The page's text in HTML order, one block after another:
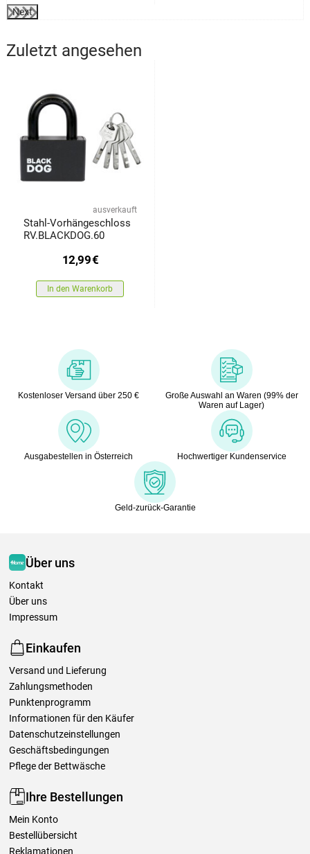
Next
Zuletzt angesehen
ausverkauft
Stahl-Vorhängeschloss
RV.BLACKDOG.60
12,99€
In den Warenkorb
Kostenloser Versand über 250 €
Große Auswahl an Waren (99% der
Waren auf Lager)
Ausgabestellen in Österreich Hochwertiger Kundenservice
Geld-zurück-Garantie
Über uns
Kontakt
Über uns
Impressum
Einkaufen
Versand und Lieferung
Zahlungsmethoden
Punktenprogramm
Informationen für den Käufer
Datenschutzeinstellungen
Geschäftsbedingungen
Pflege der Bettwäsche
Ihre Bestellungen
Mein Konto
Bestellübersicht
Reklamationen